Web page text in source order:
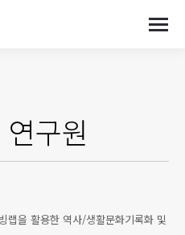
연구원
랩을 활용한 역사/생활문화기록화 및